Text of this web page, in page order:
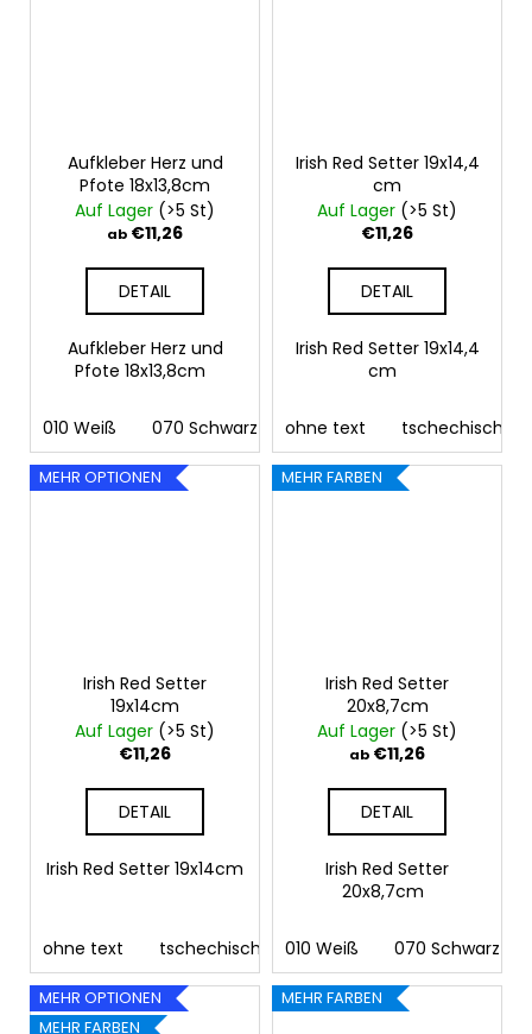
Aufkleber Herz und
Pfote 18x13,8cm
Auf Lager (>5 St)
ab €11,26
DETAIL
Aufkleber Herz und
Pfote 18x13,8cm
010 Weiß 070 Schwarz 090 Silber 091 Gold
Irish Red Setter 19x14,4
cm
Auf Lager (>5 St)
€11,26
DETAIL
Irish Red Setter 19x14,4
cm
ohne text tschechisch
MEHR OPTIONEN
Irish Red Setter
19x14cm
Auf Lager (>5 St)
€11,26
DETAIL
Irish Red Setter 19x14cm
ohne text tschechisch deutsch englisch
MEHR FARBEN
Irish Red Setter
20x8,7cm
Auf Lager (>5 St)
ab €11,26
DETAIL
Irish Red Setter
20x8,7cm
010 Weiß 070 Schwarz
MEHR OPTIONEN
MEHR FARBEN
MEHR FARBEN